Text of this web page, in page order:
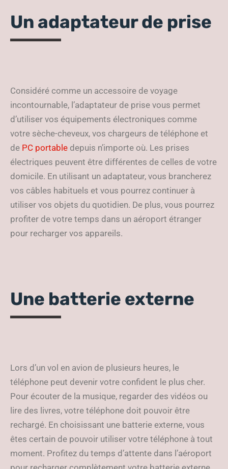
Un adaptateur de prise
Considéré comme un accessoire de voyage
incontournable, l’adaptateur de prise vous permet
d’utiliser vos équipements électroniques comme
votre sèche-cheveux, vos chargeurs de téléphone et
de PC portable depuis n’importe où. Les prises
électriques peuvent être différentes de celles de votre
domicile. En utilisant un adaptateur, vous brancherez
vos câbles habituels et vous pourrez continuer à
utiliser vos objets du quotidien. De plus, vous pourrez
profiter de votre temps dans un aéroport étranger
pour recharger vos appareils.
Une batterie externe
Lors d’un vol en avion de plusieurs heures, le
téléphone peut devenir votre confident le plus cher.
Pour écouter de la musique, regarder des vidéos ou
lire des livres, votre téléphone doit pouvoir être
rechargé. En choisissant une batterie externe, vous
êtes certain de pouvoir utiliser votre téléphone à tout
moment. Profitez du temps d’attente dans l’aéroport